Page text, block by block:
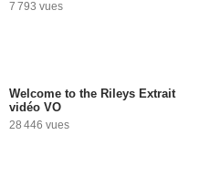
7 793 vues
Welcome to the Rileys Extrait
vidéo VO
28 446 vues